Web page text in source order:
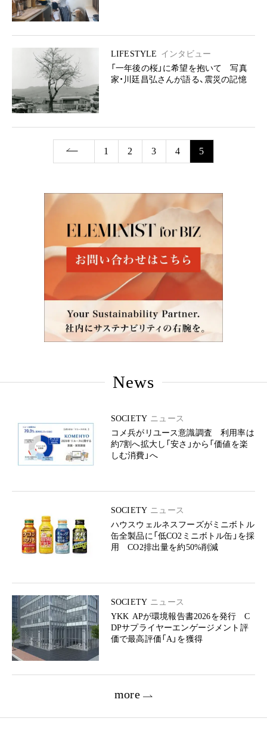
LIFESTYLE インタビュー
「一年後の桜」に希望を抱いて 写真
家・川廷昌弘さんが語る、震災の記憶
1 2 3 4 5
News
SOCIETY ニュース
コメ兵がリユース意識調査 利用率は
約7割へ拡大し「安さ」から「価値を楽
しむ消費」へ
SOCIETY ニュース
ハウスウェルネスフーズがミニボトル
缶全製品に「低CO2ミニボトル缶」を採
用 CO2排出量を約50%削減
SOCIETY ニュース
YKK APが環境報告書2026を発行 C
DPサプライヤーエンゲージメント評
価で最高評価「A」を獲得
more